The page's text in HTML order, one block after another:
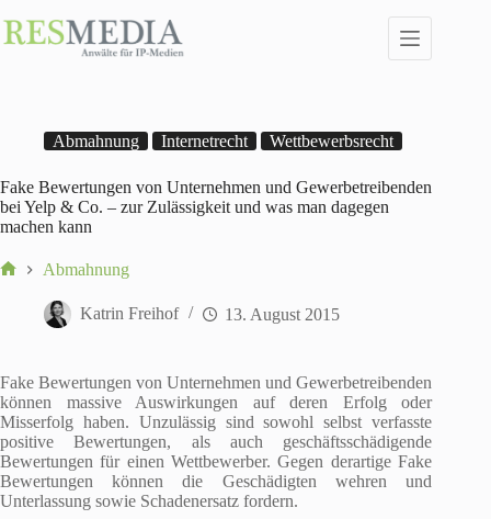
Inhalt
springen
Abmahnung Internetrecht Wettbewerbsrecht
Fake Bewertungen von Unternehmen und Gewerbetreibenden
bei Yelp & Co. – zur Zulässigkeit und was man dagegen
machen kann
Abmahnung
Katrin Freihof 13. August 2015
Fake Bewertungen von Unternehmen und Gewerbetreibenden
können massive Auswirkungen auf deren Erfolg oder
Misserfolg haben. Unzulässig sind sowohl selbst verfasste
positive Bewertungen, als auch geschäftsschädigende
Bewertungen für einen Wettbewerber. Gegen derartige Fake
Bewertungen können die Geschädigten wehren und
Unterlassung sowie Schadenersatz fordern.